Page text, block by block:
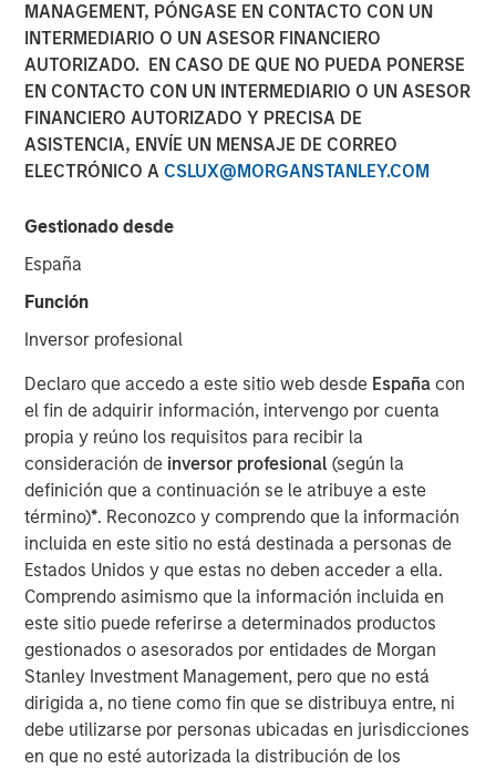
MANAGEMENT, PÓNGASE EN CONTACTO CON UN
INTERMEDIARIO O UN ASESOR FINANCIERO
AUTORIZADO. EN CASO DE QUE NO PUEDA PONERSE
EN CONTACTO CON UN INTERMEDIARIO O UN ASESOR
FINANCIERO AUTORIZADO Y PRECISA DE
ASISTENCIA, ENVÍE UN MENSAJE DE CORREO
ELECTRÓNICO A CSLUX@MORGANSTANLEY.COM
Gestionado desde
España
Función
Inversor profesional
Declaro que accedo a este sitio web desde España con
el fin de adquirir información, intervengo por cuenta
propia y reúno los requisitos para recibir la
consideración de inversor profesional(según la
definición que a continuación se le atribuye a este
término)*. Reconozco y comprendo que la información
incluida en este sitio no está destinada a personas de
Estados Unidos y que estas no deben acceder a ella.
Comprendo asimismo que la información incluida en
este sitio puede referirse a determinados productos
gestionados o asesorados por entidades de Morgan
Stanley Investment Management, pero que no está
dirigida a, no tiene como fin que se distribuya entre, ni
debe utilizarse por personas ubicadas en jurisdicciones
en que no esté autorizada la distribución de los
Play
Millennials and Gen Z are gaining economic influence
with their distinct preferences for technology,
Baby Boomers are increasing their share of healthcare
spending and financial assets.
Download “The Demographic Barbell”
Emerging Markets Equity Team
The Emerging Markets Equity team combines deep
expertise and local presence in global markets with an
integrated top-down and bottom-up investment approach
to invest in core and growth-oriented portfolios across
non-U.S. markets.